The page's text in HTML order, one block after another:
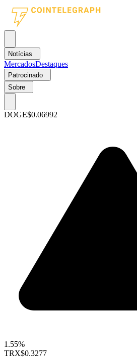
Notícias
MercadosDestaques
Patrocinado
Sobre
DOGE$0.06992
1.55%
TRX$0.3277